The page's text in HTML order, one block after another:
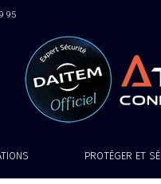
95
PROTÉGER ET